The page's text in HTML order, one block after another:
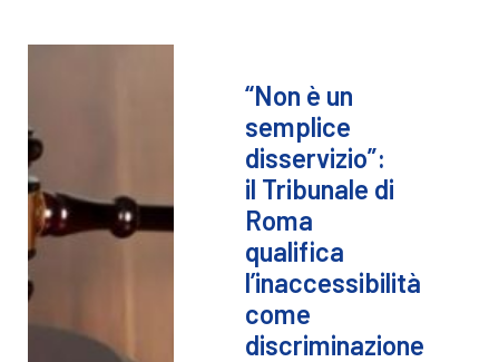
“Non è un
semplice
disservizio”:
il Tribunale di
Roma
qualifica
l’inaccessibilità
come
discriminazione